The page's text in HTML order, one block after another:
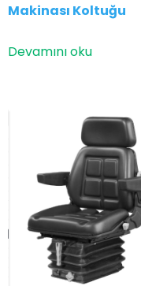
Makinası Koltuğu
Devamını oku